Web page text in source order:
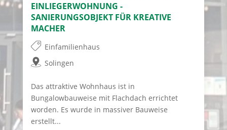
EINLIEGERWOHNUNG -
SANIERUNGSOBJEKT FÜR KREATIVE
MACHER
Einfamilienhaus
Solingen
Das attraktive Wohnhaus ist in
Bungalowbauweise mit Flachdach errichtet
worden. Es wurde in massiver Bauweise
erstellt...